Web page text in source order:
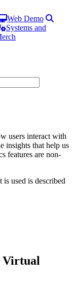
Web Demo
Systems and
users interact with
insights that help us
features are non-
used is described
Virtual